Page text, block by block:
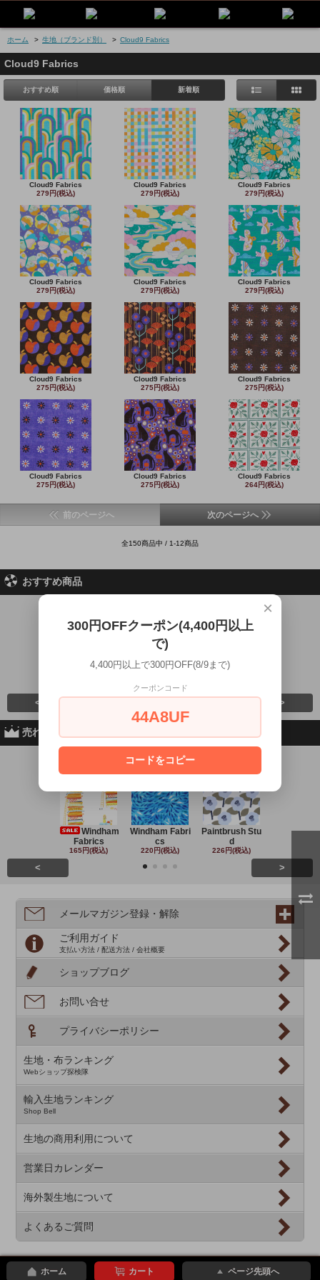
ホーム > 生地（ブランド別） > Cloud9 Fabrics
Cloud9 Fabrics
おすすめ順 価格順 新着順
Cloud9 Fabrics
279円(税込)
Cloud9 Fabrics
279円(税込)
Cloud9 Fabrics
279円(税込)
Cloud9 Fabrics
279円(税込)
Cloud9 Fabrics
279円(税込)
Cloud9 Fabrics
279円(税込)
Cloud9 Fabrics
275円(税込)
Cloud9 Fabrics
275円(税込)
Cloud9 Fabrics
275円(税込)
Cloud9 Fabrics
275円(税込)
Cloud9 Fabrics
275円(税込)
Cloud9 Fabrics
264円(税込)
前のページへ 次のページへ
全150商品中 / 1-12商品
おすすめ商品
Sewslow / Minia Sewslow / Tiny Cloud9 Fabrics
< >
売れ筋商品
Windham
Fabrics
165円(税込)
No.2
Windham Fabri
cs
220円(税込)
Paintbrush Stu
d
226円(税込)
Michael
< >
メールマガジン登録・解除
ご利用ガイド
支払い方法 / 配送方法 / 会社概要
ショップブログ
お問い合せ
プライバシーポリシー
生地・布ランキング
Webショップ探検隊
輸入生地ランキング
Shop Bell
生地の商用利用について
営業日カレンダー
海外製生地について
よくあるご質問
ホーム カート ページ先頭へ
×
300円OFFクーポン(4,400円以上
で)
4,400円以上で300円OFF(8/9まで)
クーポンコード
44A8UF
コードをコピー